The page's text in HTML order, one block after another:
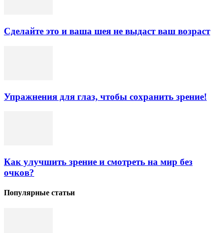
Сделайте это и ваша шея не выдаст ваш возраст
Упражнения для глаз, чтобы сохранить зрение!
Как улучшить зрение и смотреть на мир без
очков?
Популярные статьи